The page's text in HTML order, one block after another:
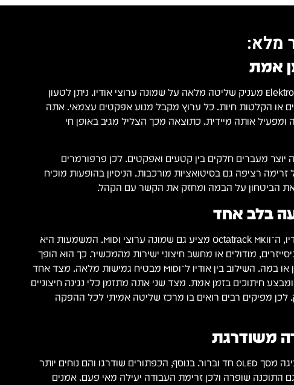
מלא:
אמת
ה Elektron Octatrack MKII מעניק שליטה מלאה על שמונה ערוצי אודיו. ניתן לטעון
או הקלטות חיות. כל ערוץ מקבל מנוע אפקטים עצמאי. אתה
ומפעיל אותה מיידית. כתוצאה מכך הצליל מגיב באופן חי
יוצר מעברים חלקים בין קטעים ואפקטים. לכן פרפורמרים
רציפה גם בסיטואציות מורכבות. הניסיון בהופעות מוכיח
הביטחון על הבמה ומחזק את הקשר עם הקהל.
בלב אחד
מעבר ליכולות האודיו, ה־Octatrack MKII מציע גם שמונה ערוצי MIDI. המשמעות היא
מודולים או מחשב חיצוני ישירות מהמכשיר. כך הוא הופך
לליבה של כל אולפן או במה. השילוב בין אודיו ל־MIDI מבטיח גמישות מלאה. מצד אחד
חיתוכים בזמן אמת. מצד שני אתה מתזמן כלי נגינה חיצוניים
לכן מפיקים רבים רואים בו מרכז שליטה אמיתי לכל ההפקה
משודרגת
הגרסה החדשה מציגה מסך OLED חד וברור. בנוסף, הכפתורים שודרגו והם נוחים יותר
התוכנה שופרה ולכן זרימת העבודה יעילה מאי פעם. אמנים